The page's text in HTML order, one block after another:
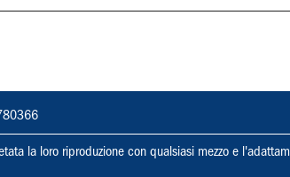
la loro riproduzione con qualsiasi mezzo e